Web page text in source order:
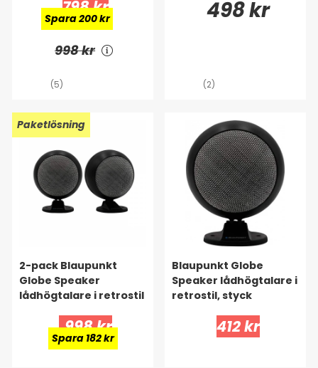
798 kr
Spara 200 kr
998 kr
(5)
498 kr
(2)
Paketlösning
2-pack Blaupunkt
Globe Speaker
lådhögtalare i retrostil
998 kr
Spara 182 kr
Blaupunkt Globe
Speaker lådhögtalare i
retrostil, styck
412 kr